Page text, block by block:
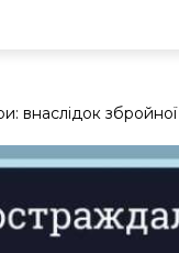
внаслідок збройної